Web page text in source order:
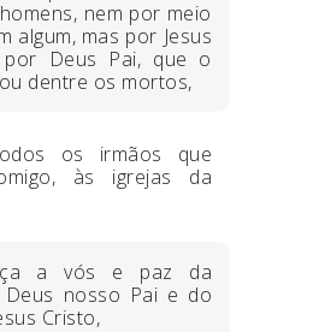
nem por meio
algum, mas por Jesus
Deus Pai, que o
dentre os mortos,
os irmãos que
às igrejas da
a vós e paz da
nosso Pai e do
Cristo,